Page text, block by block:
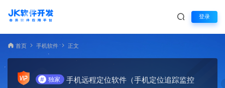
登录
首页 手机软件 正文
# 独家
手机远程定位软件（手机定位追踪监控